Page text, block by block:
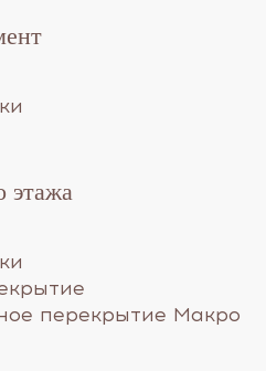
этажа
перекрытие Макро